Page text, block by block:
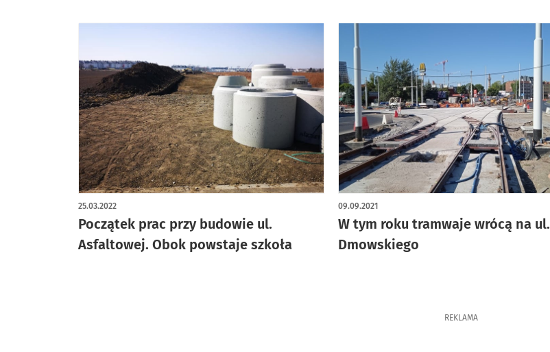
Początek prac przy budowie ul.
Asfaltowej. Obok powstaje szkoła
25.03.2022
W tym roku tramwaje wrócą na ul.
Dmowskiego
09.09.2021
REKLAMA